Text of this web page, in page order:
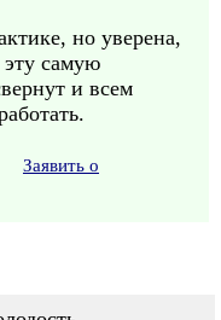
но уверена,
эту самую
и всем
Заявить о